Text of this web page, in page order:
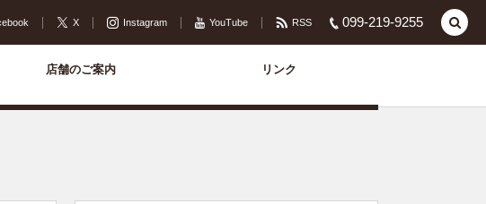
099-219-9255
X Instagram YouTube RSS
店舗のご案内 リンク